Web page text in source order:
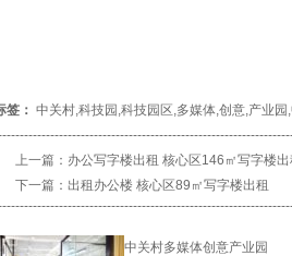
签： 中关村,科技园 ,科技园区,多媒体,创意,产业园 ,
上一篇： 办公写字楼出租 核心区146㎡写字楼出
下一篇： 出租办公楼 核心区89㎡写字楼出租
中关村多媒体创意产业园